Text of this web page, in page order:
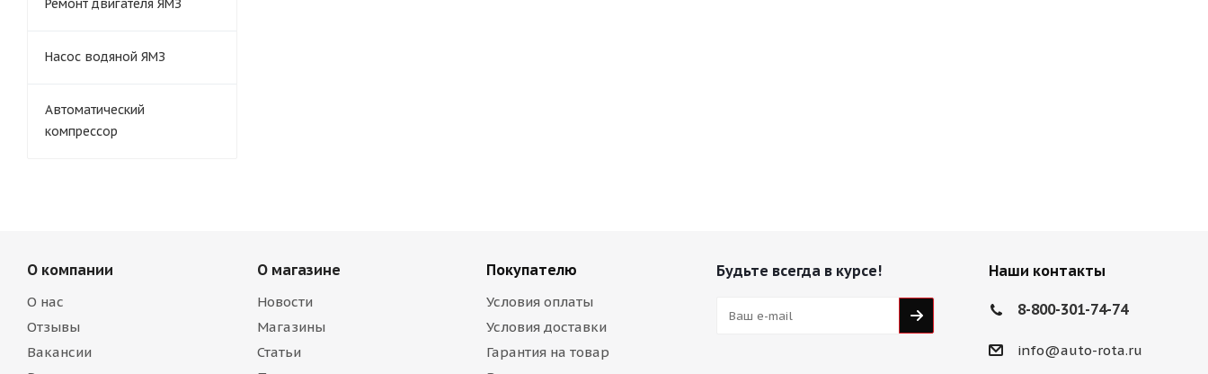
Ремонт двигателя ЯМЗ
Насос водяной ЯМЗ
Автоматический
компрессор
О компании
О нас
Отзывы
Вакансии
О магазине
Новости
Магазины
Статьи
Покупателю
Условия оплаты
Условия доставки
Гарантия на товар
Будьте всегда в курсе! Наши контакты
8-800-301-74-74
info@auto-rota.ru